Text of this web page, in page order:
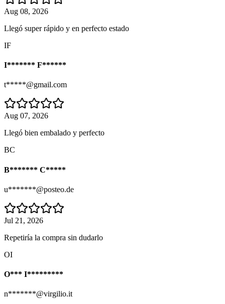
Aug 08, 2026
Llegó super rápido y en perfecto estado
IF
I******* F******
t*****@gmail.com
Aug 07, 2026
Llegó bien embalado y perfecto
BC
B******* C*****
u*******@posteo.de
Jul 21, 2026
Repetiría la compra sin dudarlo
OI
O*** I*********
n*******@virgilio.it